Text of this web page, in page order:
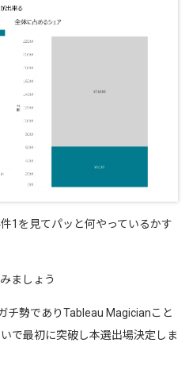
1を見てパッと何やっているかす
ましょう
チ勢でありTableau Magicianこと
で最初に突破し本選出場決定しま